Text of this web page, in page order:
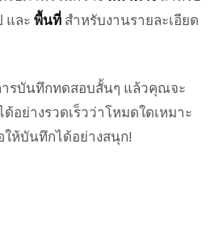
และ พื้นที่ สำหรับงานรายละเอียด
ารบันทึกทดสอบสั้นๆ แล้วคุณจะ
ย่างรวดเร็วว่าโหมดใดเหมาะ
ให้บันทึกได้อย่างสนุก!